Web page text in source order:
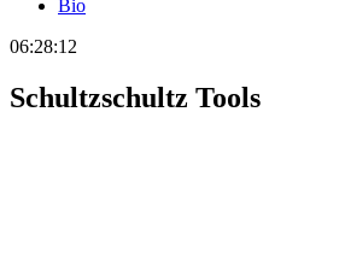
Bio
06:28:12
Schultzschultz Tools